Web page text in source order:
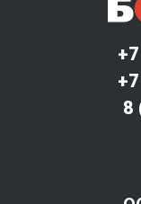
8